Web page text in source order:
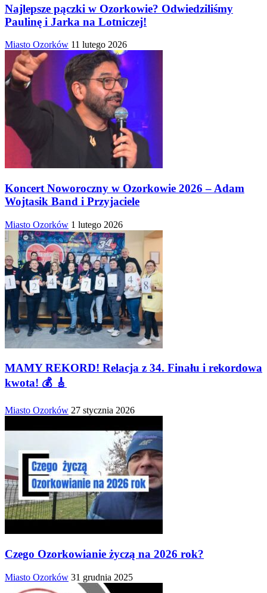
Najlepsze pączki w Ozorkowie? Odwiedziliśmy
Paulinę i Jarka na Lotniczej!
Miasto Ozorków 11 lutego 2026
Koncert Noworoczny w Ozorkowie 2026 – Adam
Wojtasik Band i Przyjaciele
Miasto Ozorków 1 lutego 2026
MAMY REKORD! Relacja z 34. Finału i rekordowa
kwota! 💰 🎸
Miasto Ozorków 27 stycznia 2026
Czego Ozorkowianie życzą na 2026 rok?
Miasto Ozorków 31 grudnia 2025